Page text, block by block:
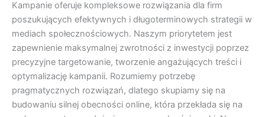
Kampanie oferuje kompleksowe rozwiązania dla firm
poszukujących efektywnych i długoterminowych strategii w
mediach społecznościowych. Naszym priorytetem jest
zapewnienie maksymalnej zwrotności z inwestycji poprzez
precyzyjne targetowanie, tworzenie angażujących treści i
optymalizację kampanii. Rozumiemy potrzebę
pragmatycznych rozwiązań, dlatego skupiamy się na
budowaniu silnej obecności online, która przekłada się na